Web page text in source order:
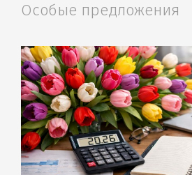
Особые предложения